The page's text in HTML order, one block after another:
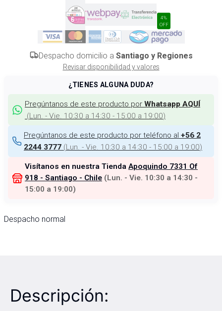
4%
OFF
Despacho domicilio a Santiago y Regiones
Revisar disponibilidad y valores
¿TIENES ALGUNA DUDA?
Pregúntanos de este producto por Whatsapp AQUÍ
(Lun. - Vie. 10:30 a 14:30 - 15:00 a 19:00)
Pregúntanos de este producto por teléfono al +56 2
2244 3777 (Lun. - Vie. 10:30 a 14:30 - 15:00 a 19:00)
Visítanos en nuestra Tienda Apoquindo 7331 Of
918 - Santiago - Chile (Lun. - Vie. 10:30 a 14:30 -
15:00 a 19:00)
Despacho normal
Descripción: